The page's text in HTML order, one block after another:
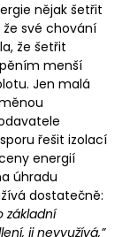
nějak šetřit
své chování
že šetřit
menší
Jen malá
řešit izolací
energií
úhradu
dostatečně:
základní
ji nevyužívá,”